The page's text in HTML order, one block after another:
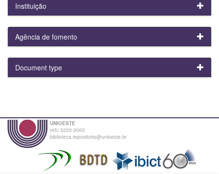
Instituição
Agência de fomento
Document type
UNIOESTE
(45) 3220-3000
biblioteca.repositorio@unioeste.br